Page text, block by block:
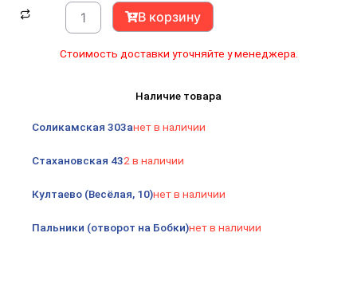
Удобрение
Агрикола
В корзину
Стоимость доставки уточняйте у менеджера.
Наличие товара
Соликамская 303анет в наличии
Стахановская 432 в наличии
Култаево (Весёлая, 10)нет в наличии
Пальники (отворот на Бобки)нет в наличии